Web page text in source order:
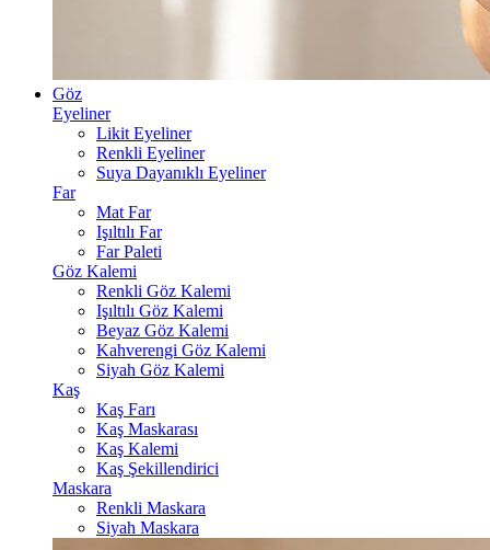
Göz
Eyeliner
Likit Eyeliner
Renkli Eyeliner
Suya Dayanıklı Eyeliner
Far
Mat Far
Işıltılı Far
Far Paleti
Göz Kalemi
Renkli Göz Kalemi
Işıltılı Göz Kalemi
Beyaz Göz Kalemi
Kahverengi Göz Kalemi
Siyah Göz Kalemi
Kaş
Kaş Farı
Kaş Maskarası
Kaş Kalemi
Kaş Şekillendirici
Maskara
Renkli Maskara
Siyah Maskara